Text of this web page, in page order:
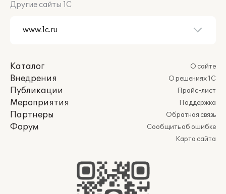
Другие сайты 1С
Каталог
Внедрения
Публикации
Мероприятия
Партнеры
Форум
О сайте
О решениях 1С
Прайс-лист
Поддержка
Обратная связь
Сообщить об ошибке
Карта сайта